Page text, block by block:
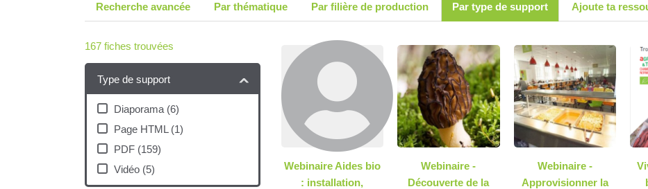
Recherche avancée Par thématique Par filière de production Par type de support Ajoute ta
167 fiches trouvées
Type de support
Diaporama (6)
Page HTML (1)
PDF (159)
Vidéo (5)
Webinaire Aides bio
: installation,
Webinaire -
Découverte de la
Webinaire -
Approvisionner la